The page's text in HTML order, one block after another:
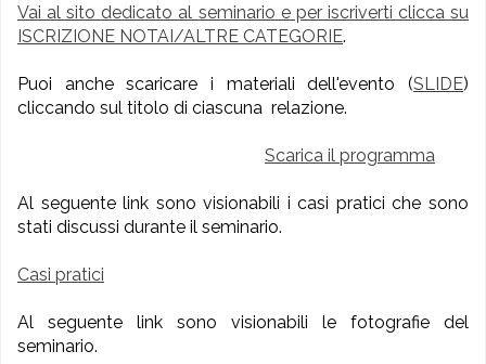
Vai al sito dedicato al seminario e per iscriverti clicca su
ISCRIZIONE NOTAI/ALTRE CATEGORIE.
Puoi anche scaricare i materiali dell'evento (SLIDE)
cliccando sul titolo di ciascuna relazione.
Scarica il programma
Al seguente link sono visionabili i casi pratici che sono
stati discussi durante il seminario.
Casi pratici
Al seguente link sono visionabili le fotografie del
seminario.